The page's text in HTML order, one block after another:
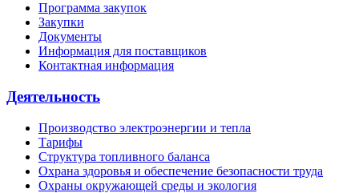
Программа закупок
Закупки
Документы
Информация для поставщиков
Контактная информация
Деятельность
Производство электроэнергии и тепла
Тарифы
Структура топливного баланса
Охрана здоровья и обеспечение безопасности труда
Охраны окружающей среды и экология